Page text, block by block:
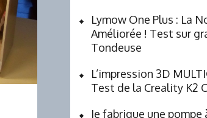
Lymow One Plus : La
Améliorée ! Test sur
Tondeuse
L’impression 3D
Test de la Creality K2
Je fabrique une pompe